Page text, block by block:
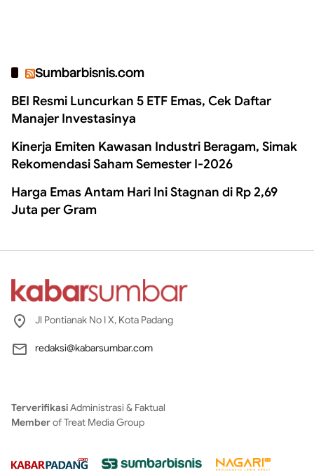
Sumbarbisnis.com
BEI Resmi Luncurkan 5 ETF Emas, Cek Daftar
Manajer Investasinya
Kinerja Emiten Kawasan Industri Beragam, Simak
Rekomendasi Saham Semester I-2026
Harga Emas Antam Hari Ini Stagnan di Rp 2,69
Juta per Gram
Jl Pontianak No I X, Kota Padang
redaksi@kabarsumbar.com
TerverifikasiAdministrasi & Faktual
Memberof Treat Media Group